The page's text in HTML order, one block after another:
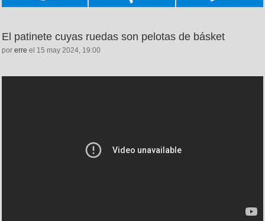
El patinete cuyas ruedas son pelotas de básket
por erre el 15 may 2024, 19:00